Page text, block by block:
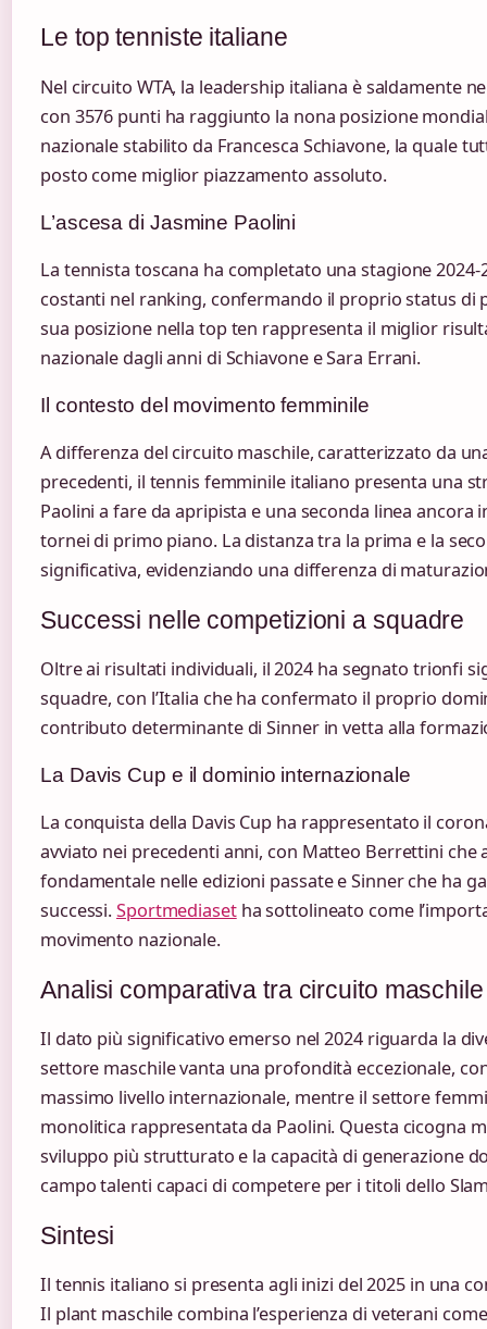
Le top tenniste italiane
Nel circuito WTA, la leadership italiana è saldamente
con 3576 punti ha raggiunto la nona posizione
nazionale stabilito da Francesca Schiavone, la quale
posto come miglior piazzamento assoluto.
L’ascesa di Jasmine Paolini
La tennista toscana ha completato una stagione
costanti nel ranking, confermando il proprio status di
sua posizione nella top ten rappresenta il miglior
nazionale dagli anni di Schiavone e Sara Errani.
Il contesto del movimento femminile
A differenza del circuito maschile, caratterizzato da
precedenti, il tennis femminile italiano presenta una
Paolini a fare da apripista e una seconda linea ancora
tornei di primo piano. La distanza tra la prima e la
significativa, evidenziando una differenza di
Successi nelle competizioni a squadre
Oltre ai risultati individuali, il 2024 ha segnato trionfi
squadre, con l’Italia che ha confermato il proprio
contributo determinante di Sinner in vetta alla
La Davis Cup e il dominio internazionale
La conquista della Davis Cup ha rappresentato il
avviato nei precedenti anni, con Matteo Berrettini che
fondamentale nelle edizioni passate e Sinner che ha
successi.Sportmediasetha sottolineato come
movimento nazionale.
Analisi comparativa tra circuito
Il dato più significativo emerso nel 2024 riguarda la
settore maschile vanta una profondità eccezionale,
massimo livello internazionale, mentre il settore
monolitica rappresentata da Paolini. Questa cicogna
sviluppo più strutturato e la capacità di generazione
campo talenti capaci di competere per i titoli dello
Sintesi
Il tennis italiano si presenta agli inizi del 2025 in una
Il plant maschile combina l’esperienza di veterani